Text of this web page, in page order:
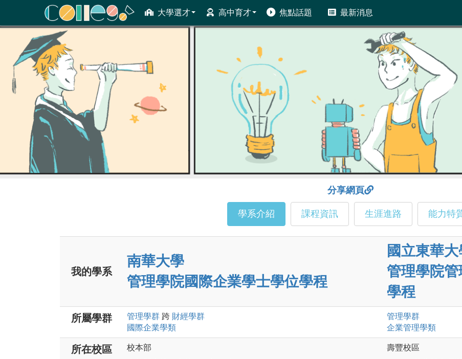
大學選才 高中育才 焦點話題 最新消息
ColleGo! 大學選才與高中育才輔助系統
分享網頁
學系介紹 課程資訊 生涯進路 能力特
我的學系
南華大學
管理學院國際企業學士學位學程
國立東華大
管理學院
學程
所屬學群 管理學群 跨 財經學群
國際企業學類
管理學群
企業管理學類
所在校區
校本部
壽豐校區